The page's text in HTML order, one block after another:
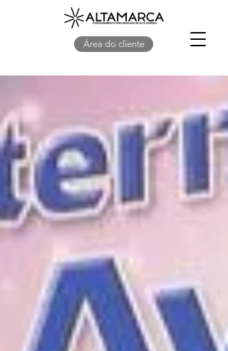
Área do cliente